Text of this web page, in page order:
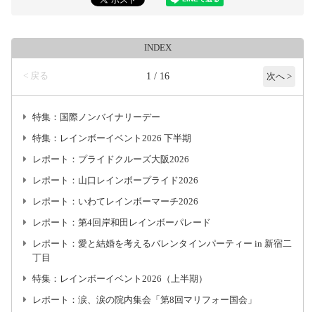
INDEX
< 戻る 1 / 16 次へ >
特集：国際ノンバイナリーデー
特集：レインボーイベント2026 下半期
レポート：プライドクルーズ大阪2026
レポート：山口レインボープライド2026
レポート：いわてレインボーマーチ2026
レポート：第4回岸和田レインボーパレード
レポート：愛と結婚を考えるバレンタインパーティー in 新宿二
丁目
特集：レインボーイベント2026（上半期）
レポート：涙、涙の院内集会「第8回マリフォー国会」